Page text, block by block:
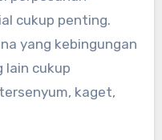
cukup penting.
yang kebingungan
lain cukup
kaget,